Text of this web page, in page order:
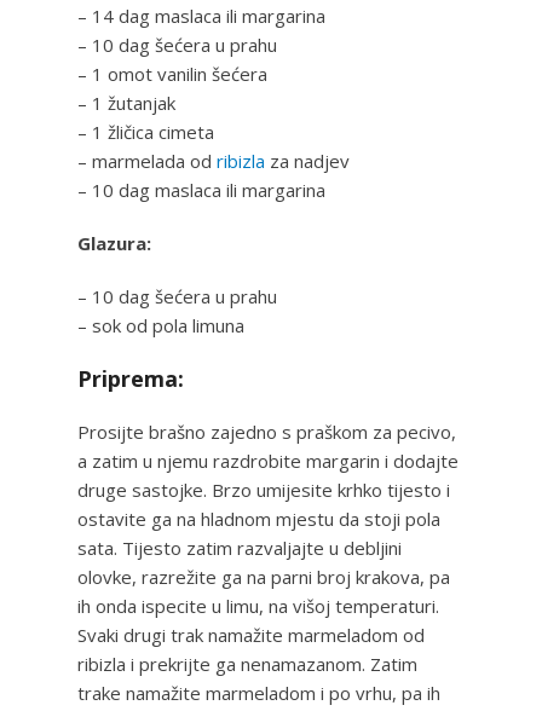
– 14 dag maslaca ili margarina
– 10 dag šećera u prahu
– 1 omot vanilin šećera
– 1 žutanjak
– 1 žličica cimeta
– marmelada od ribizla za nadjev
– 10 dag maslaca ili margarina
Glazura:
– 10 dag šećera u prahu
– sok od pola limuna
Priprema:
Prosijte brašno zajedno s praškom za pecivo,
a zatim u njemu razdrobite margarin i dodajte
druge sastojke. Brzo umijesite krhko tijesto i
ostavite ga na hladnom mjestu da stoji pola
sata. Tijesto zatim razvaljajte u debljini
olovke, razrežite ga na parni broj krakova, pa
ih onda ispecite u limu, na višoj temperaturi.
Svaki drugi trak namažite marmeladom od
ribizla i prekrijte ga nenamazanom. Zatim
trake namažite marmeladom i po vrhu, pa ih